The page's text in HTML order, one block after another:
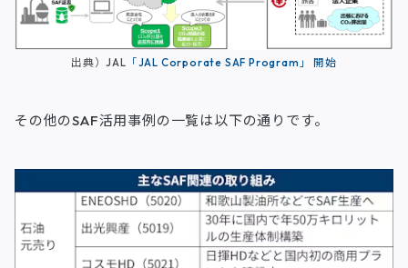
出典）JAL 「JAL Corporate SAF Program」 開始
その他のSAF活用事例の一覧は以下の通りです。